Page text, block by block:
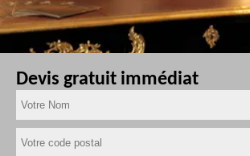
Devis gratuit immédiat